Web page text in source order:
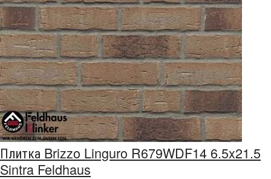
Плитка Brizzo Linguro R679WDF14 6.5x21.5
Sintra Feldhaus